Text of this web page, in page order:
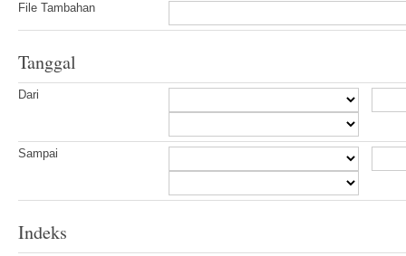
File Tambahan
Tanggal
Dari
Sampai
Indeks